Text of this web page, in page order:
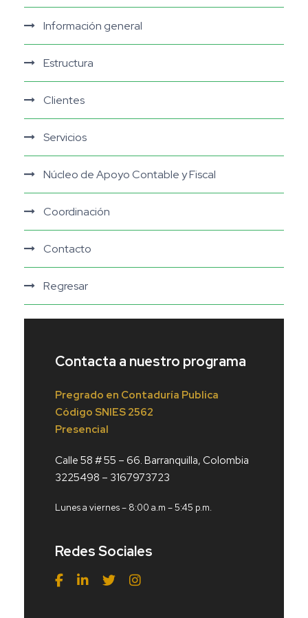
Información general
Estructura
Clientes
Servicios
Núcleo de Apoyo Contable y Fiscal
Coordinación
Contacto
Regresar
Contacta a nuestro programa
Pregrado en Contaduría Publica
Código SNIES 2562
Presencial
Calle 58 # 55 – 66. Barranquilla, Colombia
3225498 – 3167973723
Lunes a viernes – 8:00 a.m – 5:45 p.m.
Redes Sociales